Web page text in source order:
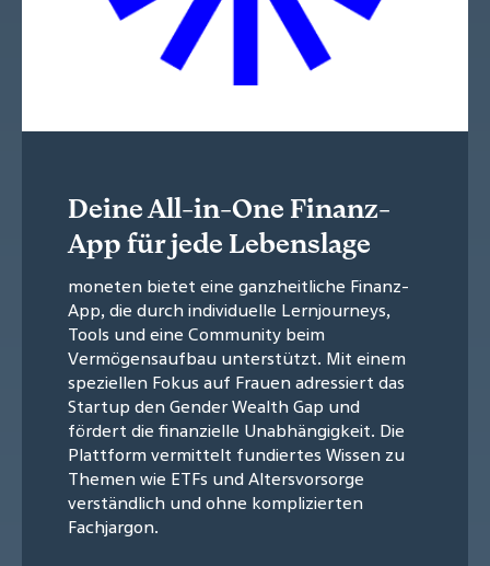
Deine All-in-One Finanz-
App für jede Lebenslage
moneten bietet eine ganzheitliche Finanz-
App, die durch individuelle Lernjourneys,
Tools und eine Community beim
Vermögensaufbau unterstützt. Mit einem
speziellen Fokus auf Frauen adressiert das
Startup den Gender Wealth Gap und
fördert die finanzielle Unabhängigkeit. Die
Plattform vermittelt fundiertes Wissen zu
Themen wie ETFs und Altersvorsorge
verständlich und ohne komplizierten
Fachjargon.